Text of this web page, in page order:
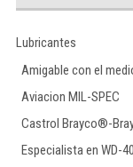
Lubricantes
Amigable con el
Aviacion MIL-SPEC
Castrol Brayco®-
Especialista en WD-40